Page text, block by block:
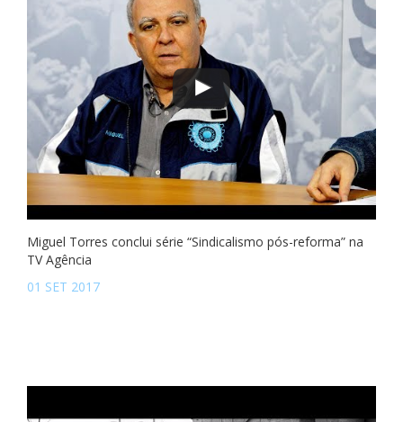
Miguel Torres conclui série “Sindicalismo pós-reforma” na
TV Agência
01 SET 2017